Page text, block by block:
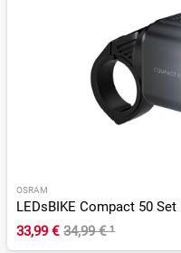
OSRAM
LEDsBIKE Compact 50 Set
33,99 € 34,99 €¹